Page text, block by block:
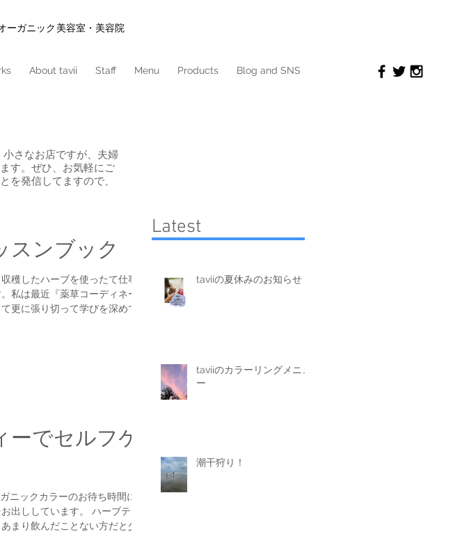
ーガニック美容室・美容院
About tavii Staff Menu Products Blog and SNS
さなお店ですが、夫婦
す。ぜひ、お気軽にご
を発信してますので、
スンブック
穫したハーブを使ったて仕事で
私は最近『薬草コーディネータ
更に張り切って学びを深めて実
ーでセルフケ
ニックカラーのお待ち時間にハ
出ししています。 ハーブティ
まり飲んだことない方だと少し
​Latest
taviiの夏休みのお知らせ
taviiのカラーリングメニュ
ー
潮干狩り！